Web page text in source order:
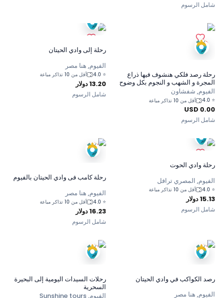
شامل الرسوم
رحلة رصد فلكي هنشوف فيها ذراع
المجرة و الشهب و النجوم بكل وضوح
في وادي الحيتان
الفيوم, شفشاون
⭐
4.0 أقل من 10 تذاكر مباعة
0.00 USD
شامل الرسوم
رحلة إلى وادي الحيتان
الفيوم, هنا مصر
⭐
4.0 أقل من 10 تذاكر مباعة
13.20دولار
شامل الرسوم
رحلة وادي الحوت
الفيوم, المصري ترافل
⭐
4.0 أقل من 10 تذاكر مباعة
15.13دولار
شامل الرسوم
رحلة كامب فى وادي الحيتان بالفيوم
الفيوم, هنا مصر
⭐
4.0 أقل من 10 تذاكر مباعة
16.23دولار
شامل الرسوم
رصد الكواكب في وادي الحيتان
الفيوم, هنا مصر
رحلات السيدات اليومية إلى البحيرة
السحرية
الفيوم, Sunshine tours